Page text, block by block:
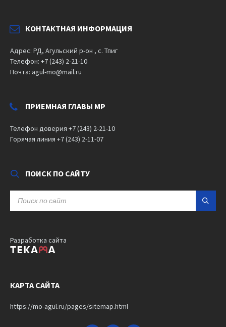
КОНТАКТНАЯ ИНФОРМАЦИЯ
Адрес: РД, Агульский р-он , с. Тпиг
Телефон: +7 (243) 2-21-10
Почта: agul-mo@mail.ru
ПРИЕМНАЯ ГЛАВЫ МР
Телефон доверия +7 (243) 2-21-10
Горячая линия +7 (243) 2-11-07
ПОИСК ПО САЙТУ
Разработка сайта
КАРТА САЙТА
https://mo-agul.ru/pages/sitemap.html